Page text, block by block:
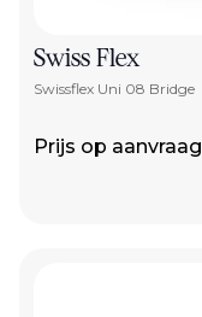
Swiss Flex
Swissflex Uni 08 Bridge
Prijs op aanvraag